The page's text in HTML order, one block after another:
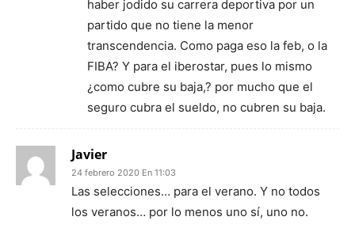
haber jodido su carrera deportiva por un
partido que no tiene la menor
transcendencia. Como paga eso la feb, o la
FIBA? Y para el iberostar, pues lo mismo
¿como cubre su baja,? por mucho que el
seguro cubra el sueldo, no cubren su baja.
Javier
24 febrero 2020 En 11:03
Las selecciones… para el verano. Y no todos
los veranos… por lo menos uno sí, uno no.